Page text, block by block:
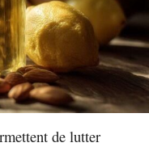
de lutter